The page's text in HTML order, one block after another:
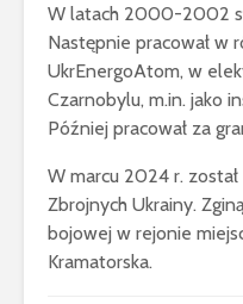
W latach 2000-2002
Następnie pracował w
UkrEnergoAtom, w
Czarnobylu, m.in. jako
Później pracował za
W marcu 2024 r.
Zbrojnych Ukrainy.
bojowej w rejonie
Kramatorska.